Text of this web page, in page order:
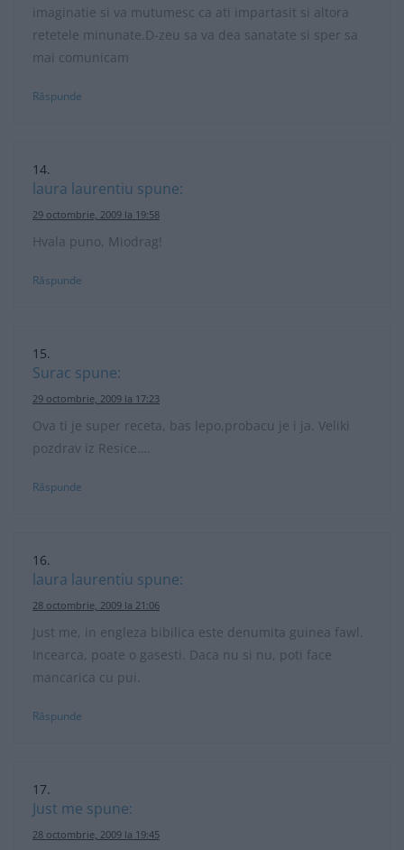
imaginatie si va mutumesc ca ati impartasit si altora
retetele minunate.D-zeu sa va dea sanatate si sper sa
mai comunicam
Răspunde
laura laurentiu spune:
29 octombrie, 2009 la 19:58
Hvala puno, Miodrag!
Răspunde
Surac spune:
29 octombrie, 2009 la 17:23
Ova ti je super receta, bas lepo,probacu je i ja. Veliki
pozdrav iz Resice….
Răspunde
laura laurentiu spune:
28 octombrie, 2009 la 21:06
Just me, in engleza bibilica este denumita guinea fawl.
Incearca, poate o gasesti. Daca nu si nu, poti face
mancarica cu pui.
Răspunde
Just me spune:
28 octombrie, 2009 la 19:45